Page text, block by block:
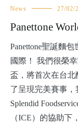
News 27/02/
Panettone
Panettone聖誕麵
國際！ 我們很榮
盃，將首次在台
了呈現完美賽事，
Splendid
（ICE）的協助下